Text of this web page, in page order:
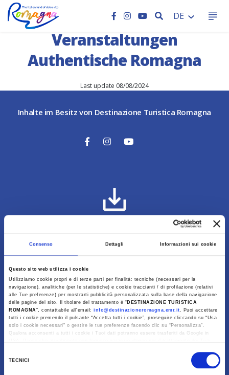
Consenso Dettagli Informazioni sui cookie
Questo sito web utilizza i cookie
Utilizziamo cookie propri e di terze parti per finalità: tecniche (necessari per la
navigazione), analitiche (per le statistiche) e cookie traccianti / di profilazione (relativi
alle Tue preferenze) per mostrarti pubblicità personalizzata sulla base della navigazione
delle pagine del sito. Il titolare del trattamento è “ DESTINAZIONE TURISTICA
ROMAGNA”, contattabile all'email:info@destinazioneromagna.emr.it. Puoi accettare
tutti i cookie premendo il pulsante “Accetta tutti i cookie”, proseguire cliccando su “Usa
solo i cookie necessari" o gestire le tue preferenze facendo clic su “Personalizza”.
Qualora acconsenti a tutti i cookie i Tuoi dati potranno essere trasferiti da Google in
TECNICI
SEARCH
DE
HOME
Veranstaltungen
Authentische Romagna
Last update 08/08/2024
Inhalte im Besitz von Destinazione Turistica Romagna
Bildergalerie